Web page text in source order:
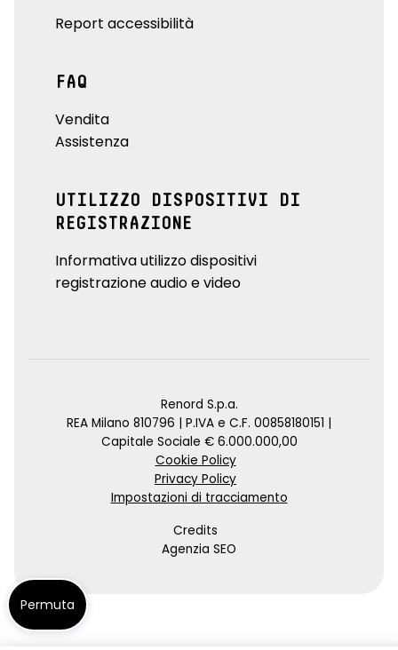
Report accessibilità
FAQ
Vendita
Assistenza
UTILIZZO DISPOSITIVI DI
REGISTRAZIONE
Informativa utilizzo dispositivi
registrazione audio e video
Renord S.p.a.
REA Milano 810796 | P.IVA e C.F. 00858180151 |
Capitale Sociale € 6.000.000,00
Cookie Policy
Privacy Policy
Impostazioni di tracciamento
Credits
Agenzia SEO
Permuta